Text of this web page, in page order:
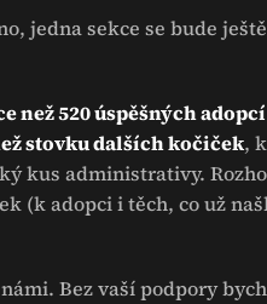
jedna sekce se bude
než 520 úspěšných adopcí
stovku dalších kočiček,
kus administrativy.
(k adopci i těch, co už
Bez vaší podpory